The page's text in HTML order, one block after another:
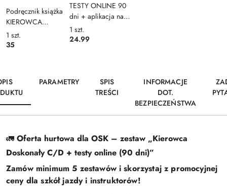
Podręcznik książka
KIEROWCA
DOSKONAŁY
Kategoria C / D (
1 szt.
35
TESTY ONLINE 90
dni + aplikacja na
telefon - kod
dostępu- kategoria
1 szt.
24.99
PARAMETRY
SPIS
TREŚCI
INFORMACJE
DOT.
BEZPIECZEŃSTWA
🚛 Oferta hurtowa dla OSK – zestaw „Kierowca
Doskonały C/D + testy online (90 dni)”
Zamów minimum 5 zestawów i skorzystaj z promocyjnej
ceny dla szkół jazdy i instruktorów!